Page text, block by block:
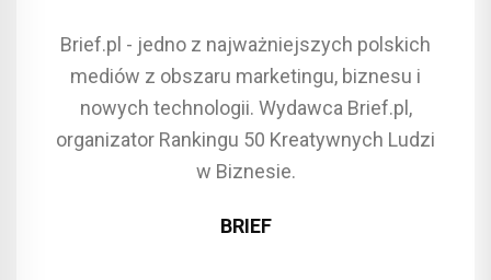
Brief.pl - jedno z najważniejszych polskich
mediów z obszaru marketingu, biznesu i
nowych technologii. Wydawca Brief.pl,
organizator Rankingu 50 Kreatywnych Ludzi
w Biznesie.
BRIEF